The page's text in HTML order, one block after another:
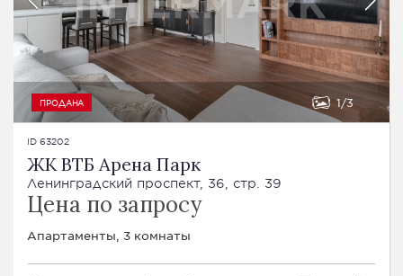
ПРОДАНА 1 3
ID 63202
ЖК ВТБ Арена Парк
Ленинградский проспект, 36, стр. 39
Цена по запросу
Апартаменты, 3 комнаты